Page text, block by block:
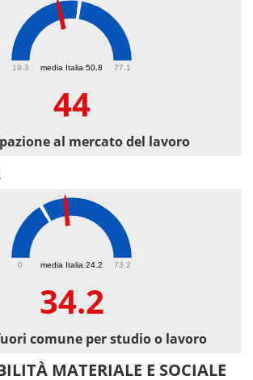
media Italia 50.8
19.3 77.1
44
al mercato del lavoro
media Italia 24.2
0 73.2
34.2
comune per studio o lavoro
MATERIALE E SOCIALE